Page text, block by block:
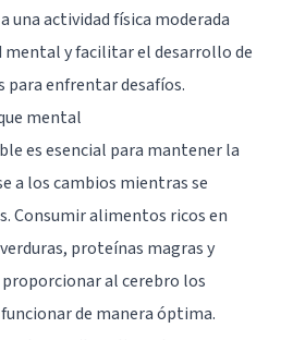
una actividad física moderada
mental y facilitar el desarrollo de
enfrentar desafíos.
mental
es esencial para mantener la
a los cambios mientras se
Consumir alimentos ricos en
proteínas magras y
al cerebro los
de manera óptima.